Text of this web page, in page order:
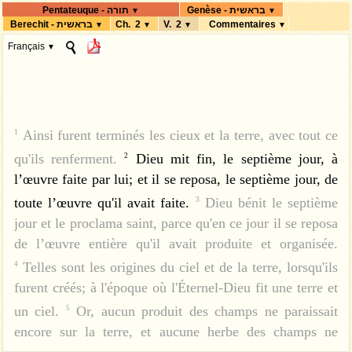
▼ ▼
▼ Ch. 2 ▼ V. 2 ▼ Commentaires ▼
Français ▼
1
Ainsi furent terminés les cieux et la terre, avec tout ce
qu'ils renferment.
2
Dieu mit fin, le septième jour, à
l’œuvre faite par lui; et il se reposa, le septième jour, de
toute l’œuvre qu'il avait faite.
3
Dieu bénit le septième
jour et le proclama saint, parce qu'en ce jour il se reposa
de l’œuvre entière qu'il avait produite et organisée.
4
Telles sont les origines du ciel et de la terre, lorsqu'ils
furent créés; à l'époque où l'Éternel-Dieu fit une terre et
un ciel.
5
Or, aucun produit des champs ne paraissait
encore sur la terre, et aucune herbe des champs ne